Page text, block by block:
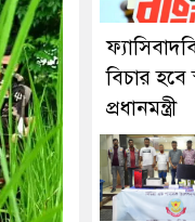
করেছে মিরপুর মডেল
বিচার হবে
প্রধানমন্ত্রী